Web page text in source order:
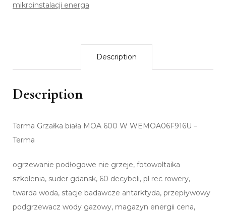
mikroinstalacji energa
Description
Description
Terma Grzałka biała MOA 600 W WEMOA06F916U –
Terma
ogrzewanie podłogowe nie grzeje, fotowoltaika
szkolenia, suder gdansk, 60 decybeli, pl rec rowery,
twarda woda, stacje badawcze antarktyda, przepływowy
podgrzewacz wody gazowy, magazyn energii cena,